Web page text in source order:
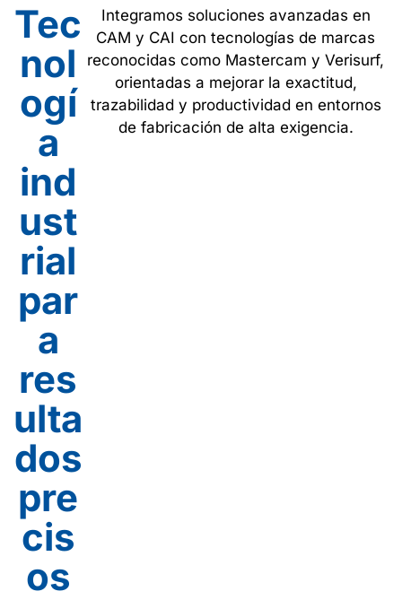
Tec
nol
ogí
a
ind
ust
rial
par
a
res
ulta
dos
pre
cis
os
Integramos soluciones avanzadas en
CAM y CAI con tecnologías de marcas
reconocidas como Mastercam y Verisurf,
orientadas a mejorar la exactitud,
trazabilidad y productividad en entornos
de fabricación de alta exigencia.